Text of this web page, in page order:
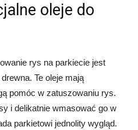
oleje do
rys na parkiecie jest
Te oleje mają
pomóc w zatuszowaniu rys.
i delikatnie wmasować go w
parkietowi jednolity wygląd.